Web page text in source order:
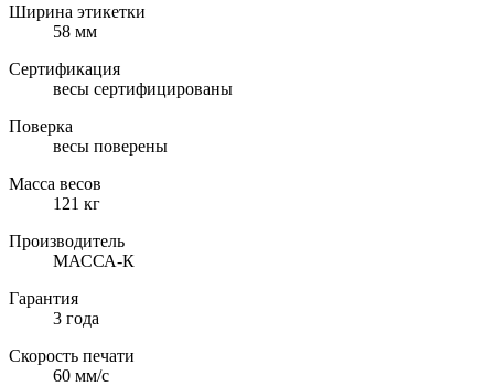
Ширина этикетки
58 мм
Сертификация
весы сертифицированы
Поверка
весы поверены
Масса весов
121 кг
Производитель
МАССА-К
Гарантия
3 года
Скорость печати
60 мм/с